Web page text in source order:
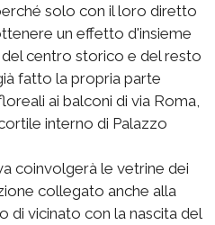
solo con il loro diretto
un effetto d'insieme
centro storico e del resto
fatto la propria parte
ai balconi di via Roma,
interno di Palazzo
coinvolgerà le vetrine dei
collegato anche alla
di vicinato con la nascita del